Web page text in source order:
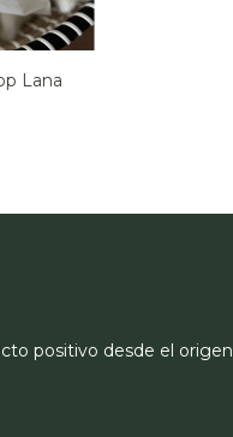
Lana
positivo desde el origen